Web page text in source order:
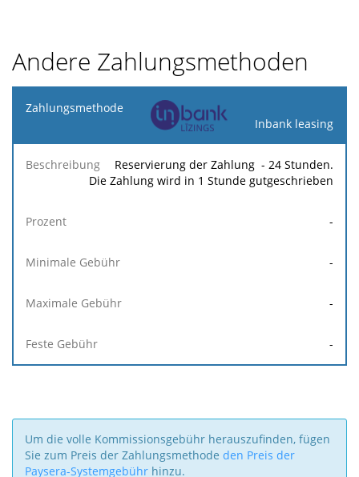
Andere Zahlungsmethoden
Zahlungsmethode
Minimale
Gebühr
Maximale
Gebühr
Inbank leasing
Reservierung der Zahlung - 24 Stunden.
Die Zahlung wird in 1 Stunde gutgeschrieben
-
-
-
-
Um die volle Kommissionsgebühr herauszufinden, fügen
Sie zum Preis der Zahlungsmethode den Preis der
Paysera-Systemgebühr hinzu.